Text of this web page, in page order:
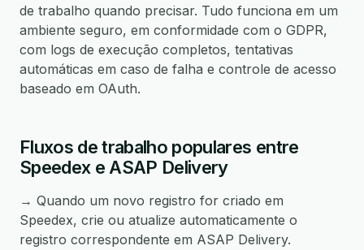
de trabalho quando precisar. Tudo funciona em um
ambiente seguro, em conformidade com o GDPR,
com logs de execução completos, tentativas
automáticas em caso de falha e controle de acesso
baseado em OAuth.
Fluxos de trabalho populares entre
Speedex e ASAP Delivery
→ Quando um novo registro for criado em
Speedex, crie ou atualize automaticamente o
registro correspondente em ASAP Delivery.